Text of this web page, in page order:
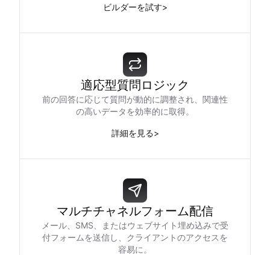
ビルダーを試す>
適応型質問ロジック
前の回答に応じて質問が動的に調整され、関連性
の高いデータを効率的に取得。
詳細を見る>
マルチチャネルフォーム配信
メール、SMS、またはウェブサイト埋め込みで受
付フォームを送信し、クライアントのアクセスを
容易に。